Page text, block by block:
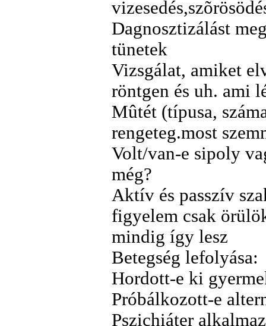
Dagnosztizálást
tünetek
Vizsgálat, amiket
röntgen és uh. ami
Mûtét (típusa,
rengeteg.most
Volt/van-e sipoly
még?
Aktív és passzív
figyelem csak
mindig így lesz
Betegség lefolyása:
Hordott-e ki
Próbálkozott-e
Pszichiáter